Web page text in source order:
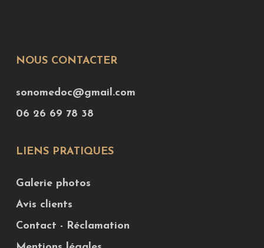
NOUS CONTACTER
sonomedoc@gmail.com
06 26 69 78 38
LIENS PRATIQUES
Galerie photos
Avis clients
Contact - Réclamation